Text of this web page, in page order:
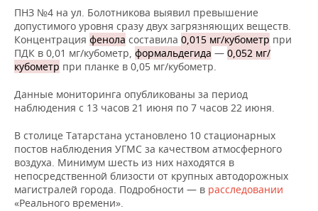
ВОДНЫЕ ВИДЫ СПОРТА
ХОККЕЙ С МЯЧОМ
ОБРАЗОВАНИЕ
ПРОИСШЕСТВИЯ
ПНЗ №4 на ул. Болотникова выявил превышение
допустимого уровня сразу двух загрязняющих веществ.
Концентрация фенола составила 0,015 мг/кубометр при
ПДК в 0,01 мг/кубометр, формальдегида — 0,052 мг/
кубометр при планке в 0,05 мг/кубометр.
Данные мониторинга опубликованы за период
наблюдения с 13 часов 21 июня по 7 часов 22 июня.
В столице Татарстана установлено 10 стационарных
постов наблюдения УГМС за качеством атмосферного
воздуха. Минимум шесть из них находятся в
непосредственной близости от крупных автодорожных
магистралей города. Подробности — в расследовании
«Реального времени».